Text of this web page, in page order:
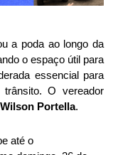
a poda ao longo da
o espaço útil para
essencial para
O vereador
Wilson Portella.
até o